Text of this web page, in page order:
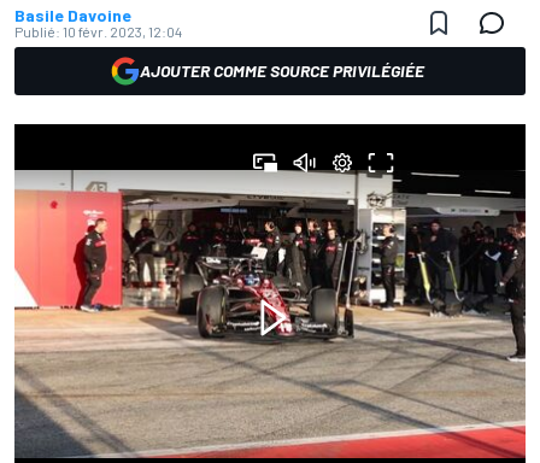
Basile Davoine
Publié: 10 févr. 2023, 12:04
AJOUTER COMME SOURCE PRIVILÉGIÉE